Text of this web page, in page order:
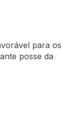
para os
posse da